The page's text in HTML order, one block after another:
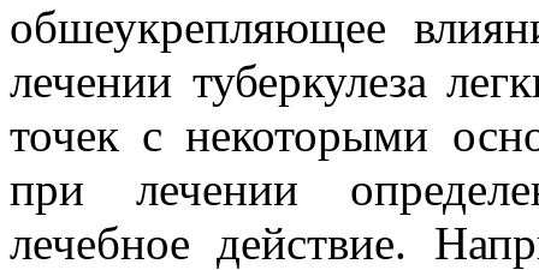
обшеукрепляющее
лечении туберкулеза
точек с некоторыми
при лечении
лечебное действие.